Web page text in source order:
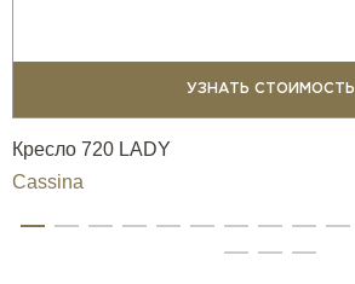
УЗНАТЬ СТОИМОСТЬ
Кресло 720 LADY
Cassina